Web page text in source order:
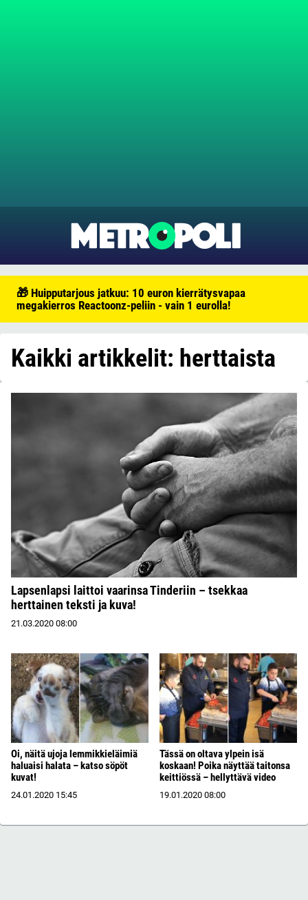
🎁 Huipputarjous jatkuu: 10 euron kierrätysvapaa
megakierros Reactoonz-peliin - vain 1 eurolla!
Kaikki artikkelit: herttaista
Lapsenlapsi laittoi vaarinsa Tinderiin – tsekkaa
herttainen teksti ja kuva!
21.03.2020 08:00
Oi, näitä ujoja lemmikkieläimiä
haluaisi halata – katso söpöt
kuvat!
24.01.2020 15:45
Tässä on oltava ylpein isä
koskaan! Poika näyttää taitonsa
keittiössä – hellyttävä video
19.01.2020 08:00